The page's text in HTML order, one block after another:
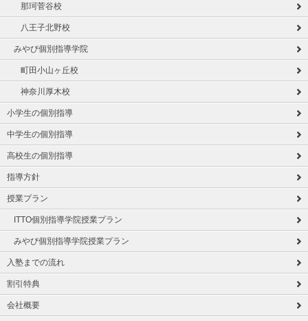
那珂菅谷校
八王子北野校
みやび個別指導学院
町田小山ヶ丘校
神奈川厚木校
小学生の個別指導
中学生の個別指導
高校生の個別指導
指導方針
授業プラン
ITTO個別指導学院授業プラン
みやび個別指導学院授業プラン
入塾までの流れ
割引特典
会社概要